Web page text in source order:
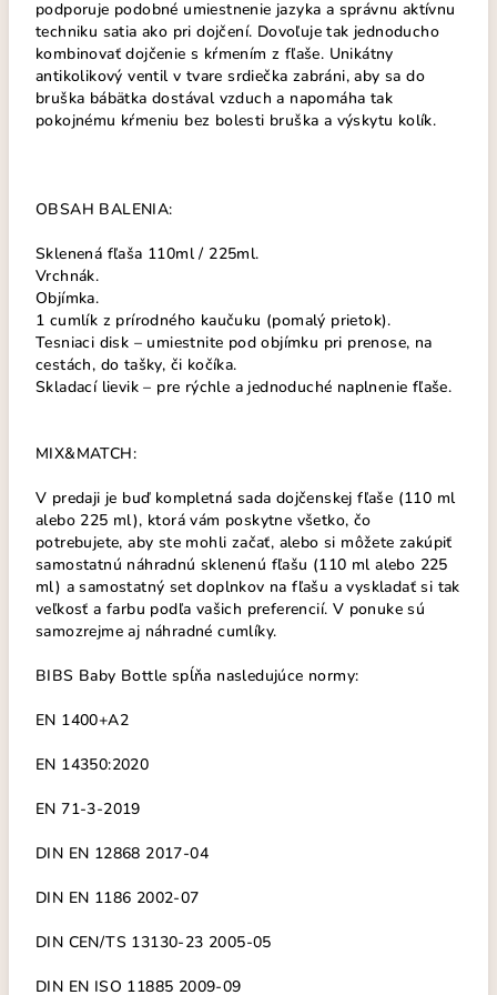
podporuje podobné umiestnenie jazyka a správnu aktívnu
techniku satia ako pri dojčení. Dovoľuje tak jednoducho
kombinovať dojčenie s kŕmením z fľaše. Unikátny
antikolikový ventil v tvare srdiečka zabráni, aby sa do
bruška bábätka dostával vzduch a napomáha tak
pokojnému kŕmeniu bez bolesti bruška a výskytu kolík.
OBSAH BALENIA:
Sklenená fľaša 110ml / 225ml.
Vrchnák.
Objímka.
1 cumlík z prírodného kaučuku (pomalý prietok).
Tesniaci disk – umiestnite pod objímku pri prenose, na
cestách, do tašky, či kočíka.
Skladací lievik – pre rýchle a jednoduché naplnenie fľaše.
MIX&MATCH:
V predaji je buď kompletná sada dojčenskej fľaše (110 ml
alebo 225 ml), ktorá vám poskytne všetko, čo
potrebujete, aby ste mohli začať, alebo si môžete zakúpiť
samostatnú náhradnú sklenenú fľašu (110 ml alebo 225
ml) a samostatný set doplnkov na fľašu a vyskladať si tak
veľkosť a farbu podľa vašich preferencií. V ponuke sú
samozrejme aj náhradné cumlíky.
BIBS Baby Bottle spĺňa nasledujúce normy:
EN 1400+A2
EN 14350:2020
EN 71-3-2019
DIN EN 12868 2017-04
DIN EN 1186 2002-07
DIN CEN/TS 13130-23 2005-05
DIN EN ISO 11885 2009-09